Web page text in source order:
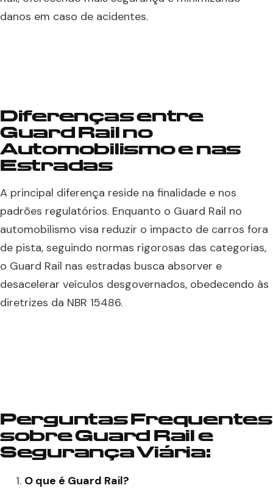
danos em caso de acidentes.
Diferenças entre
Guard Rail no
Automobilismo e nas
Estradas
A principal diferença reside na finalidade e nos
padrões regulatórios. Enquanto o Guard Rail no
automobilismo visa reduzir o impacto de carros fora
de pista, seguindo normas rigorosas das categorias,
o Guard Rail nas estradas busca absorver e
desacelerar veículos desgovernados, obedecendo às
diretrizes da NBR 15486.
Perguntas Frequentes
sobre Guard Rail e
Segurança Viária:
O que é Guard Rail?